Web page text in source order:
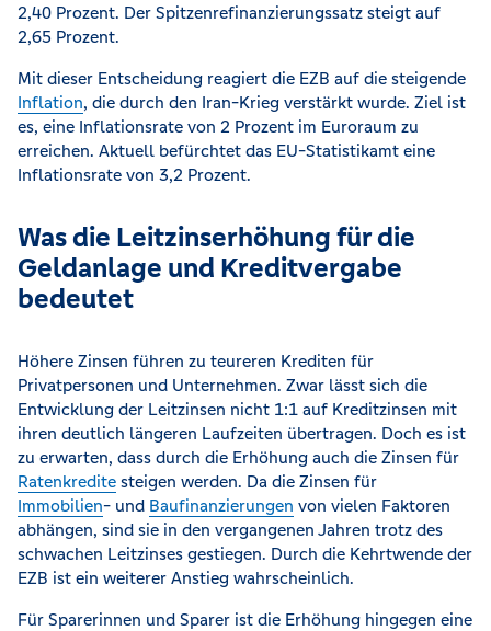
2,40 Prozent. Der Spitzenrefinanzierungssatz steigt auf
2,65 Prozent.
Mit dieser Entscheidung reagiert die EZB auf die steigende
Inflation, die durch den Iran-Krieg verstärkt wurde. Ziel ist
es, eine Inflationsrate von 2 Prozent im Euroraum zu
erreichen. Aktuell befürchtet das EU-Statistikamt eine
Inflationsrate von 3,2 Prozent.
Was die Leitzinserhöhung für die
Geldanlage und Kreditvergabe
bedeutet
Höhere Zinsen führen zu teureren Krediten für
Privatpersonen und Unternehmen. Zwar lässt sich die
Entwicklung der Leitzinsen nicht 1:1 auf Kreditzinsen mit
ihren deutlich längeren Laufzeiten übertragen. Doch es ist
zu erwarten, dass durch die Erhöhung auch die Zinsen für
Ratenkredite steigen werden. Da die Zinsen für
Immobilien- und Baufinanzierungen von vielen Faktoren
abhängen, sind sie in den vergangenen Jahren trotz des
schwachen Leitzinses gestiegen. Durch die Kehrtwende der
EZB ist ein weiterer Anstieg wahrscheinlich.
Für Sparerinnen und Sparer ist die Erhöhung hingegen eine